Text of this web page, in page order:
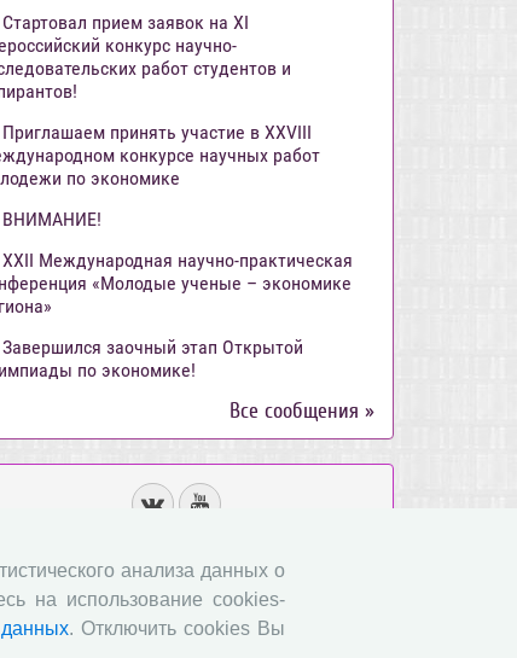
Стартовал прием заявок на XI
конкурс научно-
работ студентов и
Приглашаем принять участие в XXVIII
конкурсе научных работ
по экономике
ВНИМАНИЕ!
ХХII Международная научно-практическая
«Молодые ученые – экономике
Завершился заочный этап Открытой
по экономике!
Все сообщения »
анализа данных о
на использование cookies-
. Отключить cookies Вы